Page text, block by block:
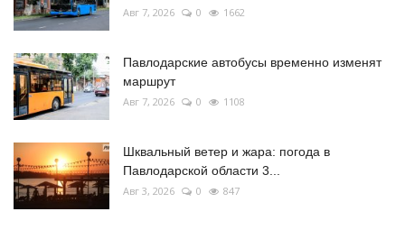
Авг 7, 2026 0 1662
Павлодарские автобусы временно изменят
маршрут
Авг 7, 2026 0 1108
Шквальный ветер и жара: погода в
Павлодарской области 3...
Авг 3, 2026 0 847